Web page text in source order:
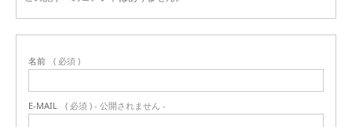
名前 ( 必須 )
E-MAIL ( 必須 ) - 公開されません -